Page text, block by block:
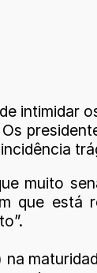
intimidar
muito
que está